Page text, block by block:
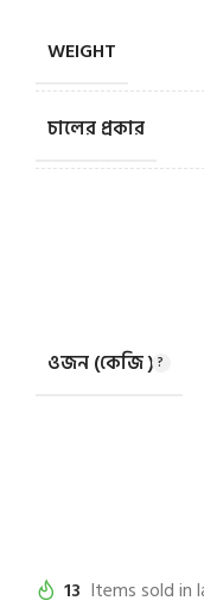
WEIGHT
চালের প্রকার
ওজন (কেজি )
13 Items sold in